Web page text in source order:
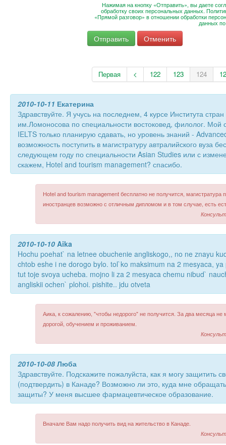
Нажимая на кнопку «Отправить», вы даете
обработку своих персональных данных.
«Прямой разговор» в отношении обработки
данных
Первая < 122 123 124
2010-10-11 Екатерина
Здравствуйте. Я учусь на последнем, 4 курсе Института
им.Ломоносова по специальности востоковед, филолог. Мой
IELTS только планирую сдавать, но уровень знаний -
возможность поступить в магистратуру автралийского вуза
следующем году по специальности Asian Studies или с
скажем, Hotel and tourism management? спасибо.
Hotel and tourism management бесплатно не получится, магистратура
иностранцев возможно с отличным дипломом и в том случае, есть
2010-10-10 Aika
Hochu poehat` na letnee obuchenie angliskogo,, no ne znayu
chtob eshe i ne dorogo bylo. tol`ko maksimum na 2 mesyaca,
tut toje svoya ucheba. mojno li za 2 mesyaca chemu nibud`
angliskii ochen` plohoi. pishite.. jdu otveta
Аика, к сожалению, "чтобы недорого" не получится. За два месяца
дорогой, обучением и проживанием.
2010-10-08 Люба
Здравствуйте. Подскажите пожалуйста, как я могу защитить
(подтвердить) в Канаде? Возможно ли это, куда мне
защиты? У меня высшее фармацевтическое образование.
Вначале Вам надо получить вид на жительство в Канаде.